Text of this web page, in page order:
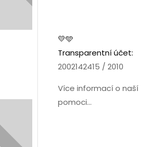
💛🩵
Transparentní účet:
2002142415 / 2010
Více informací o naší
pomoci...